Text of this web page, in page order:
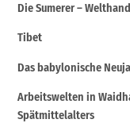
Die Sumerer –
Tibet
Das babylonische
Arbeitswelten in
Spätmittelalters